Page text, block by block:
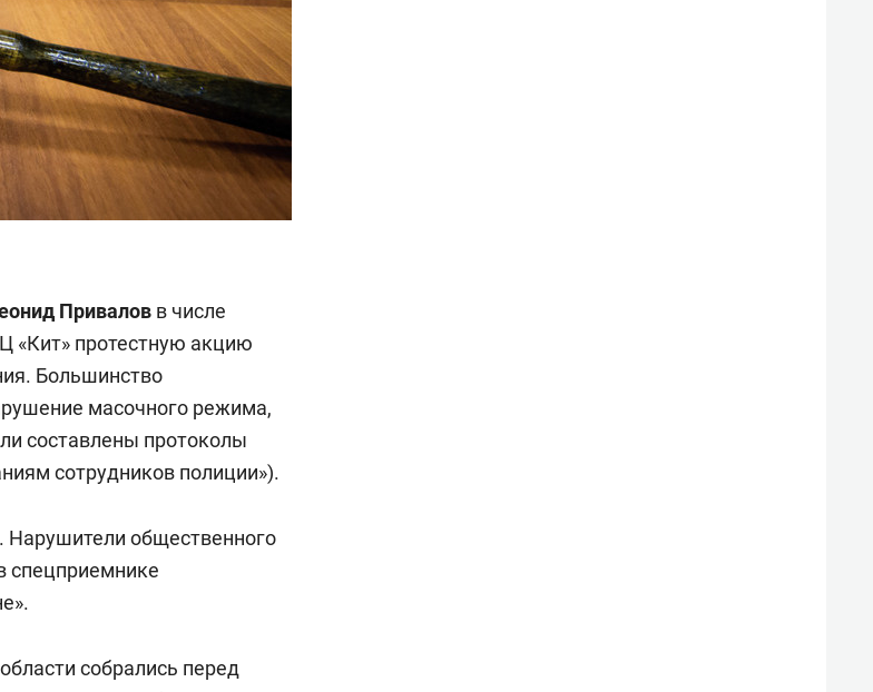
Привалов в числе
«Кит» протестную акцию
Большинство
масочного режима,
составлены протоколы
сотрудников полиции»).
Нарушители общественного
спецприемнике
собрались перед